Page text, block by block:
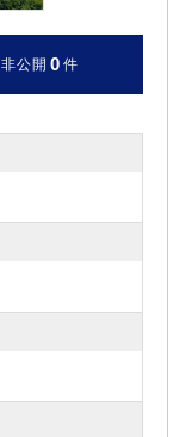
非公開 0 件